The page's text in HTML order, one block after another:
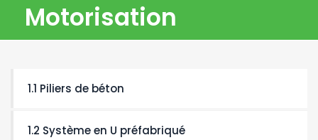
Motorisation
1.1 Piliers de béton
1.2 Système en U préfabriqué